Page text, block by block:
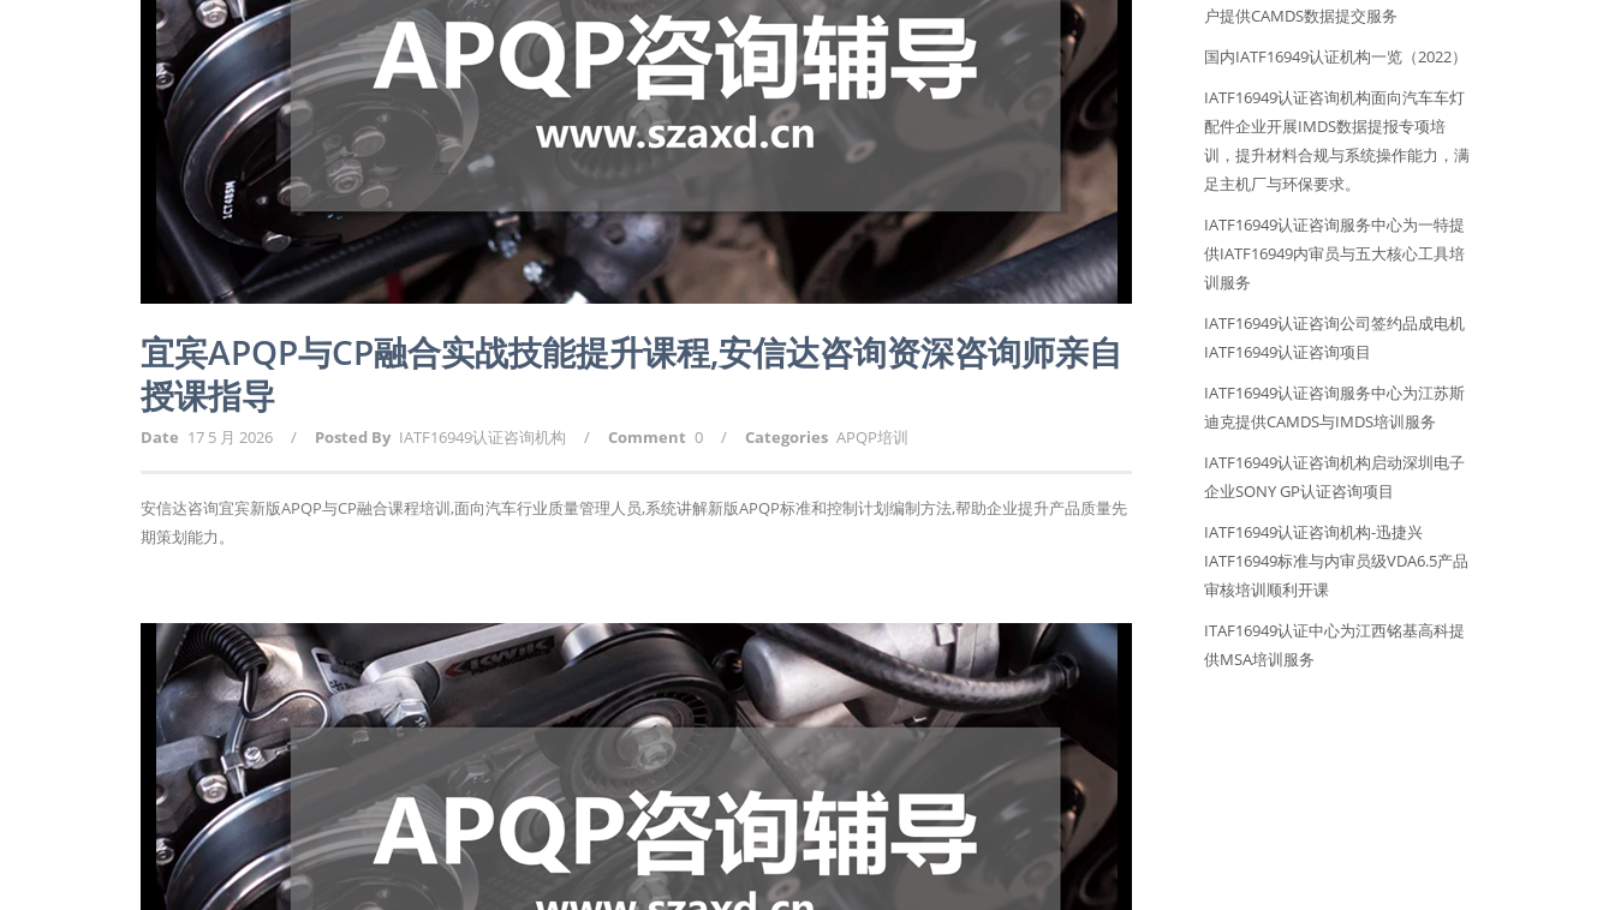
宜宾APQP与CP融合实战技能提升课程,安信达咨询资深咨询师亲自
授课指导
Date 17 5 月 2026 / Posted By IATF16949认证咨询机构 / Comment 0 / Categories APQP培训
安信达咨询宜宾新版APQP与CP融合课程培训,面向汽车行业质量管理人员,系统讲解新版APQP标准和控制计划编制方法,帮助企业提升产品质量先
期策划能力。
户提供CAMDS数据提交服务
国内IATF16949认证机构一览（2022）
IATF16949认证咨询机构面向汽车车灯
配件企业开展IMDS数据提报专项培
训，提升材料合规与系统操作能力，满
足主机厂与环保要求。
IATF16949认证咨询服务中心为一特提
供IATF16949内审员与五大核心工具培
训服务
IATF16949认证咨询公司签约品成电机
IATF16949认证咨询项目
IATF16949认证咨询服务中心为江苏斯
迪克提供CAMDS与IMDS培训服务
IATF16949认证咨询机构启动深圳电子
企业SONY GP认证咨询项目
IATF16949认证咨询机构-迅捷兴
IATF16949标准与内审员级VDA6.5产品
审核培训顺利开课
ITAF16949认证中心为江西铭基高科提
供MSA培训服务